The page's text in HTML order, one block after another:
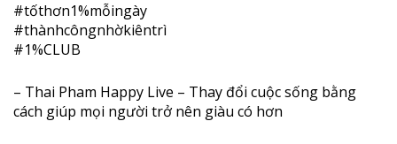
#tốthơn1%mỗingày
#thànhcôngnhờkiêntrì
#1%CLUB
– Thai Pham Happy Live – Thay đổi cuộc sống bằng
cách giúp mọi người trở nên giàu có hơn